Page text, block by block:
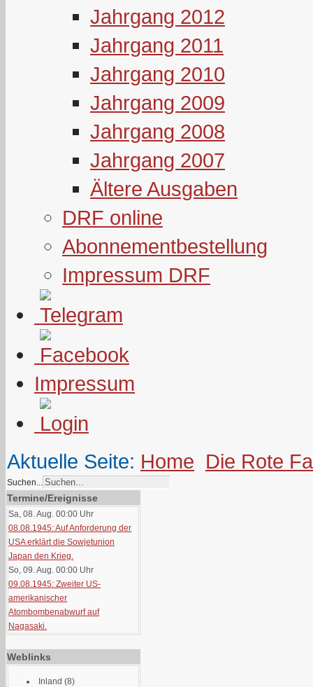
Jahrgang 2012
Jahrgang 2011
Jahrgang 2010
Jahrgang 2009
Jahrgang 2008
Jahrgang 2007
Ältere Ausgaben
DRF online
Abonnementbestellung
Impressum DRF
Impressum
Aktuelle Seite: Home Die Rote
Suchen...
Termine/Ereignisse
Sa, 08. Aug. 00:00 Uhr
08.08.1945: Auf Anforderung der
USA erklärt die Sowjetunion
Japan den Krieg.
So, 09. Aug. 00:00 Uhr
09.08.1945: Zweiter US-
amerikanischer
Atombombenabwurf auf
Nagasaki.
Weblinks
Inland (8)